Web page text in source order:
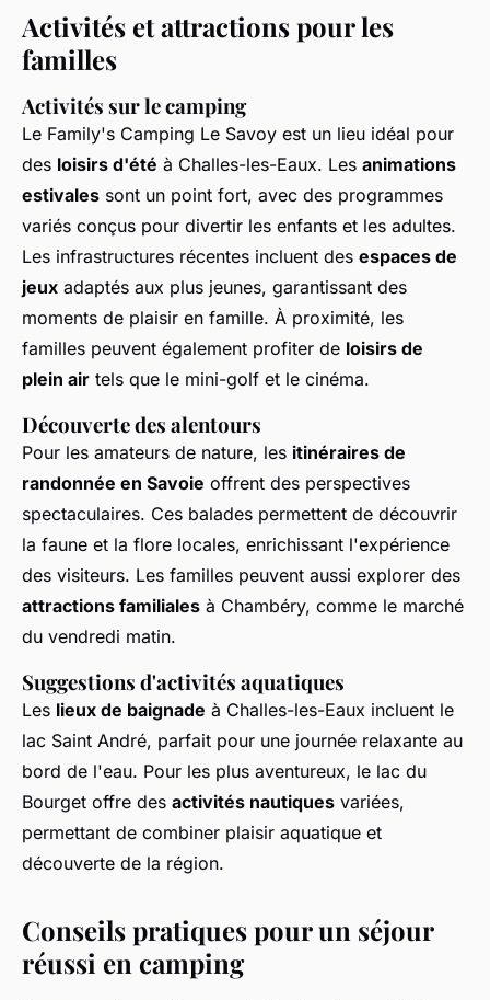
Activités et attractions pour les
familles
Activités sur le camping
Le Family's Camping Le Savoy est un lieu idéal pour
des loisirs d'été à Challes-les-Eaux. Les animations
estivales sont un point fort, avec des programmes
variés conçus pour divertir les enfants et les adultes.
Les infrastructures récentes incluent des espaces de
jeux adaptés aux plus jeunes, garantissant des
moments de plaisir en famille. À proximité, les
familles peuvent également profiter de loisirs de
plein air tels que le mini-golf et le cinéma.
Découverte des alentours
Pour les amateurs de nature, les itinéraires de
randonnée en Savoie offrent des perspectives
spectaculaires. Ces balades permettent de découvrir
la faune et la flore locales, enrichissant l'expérience
des visiteurs. Les familles peuvent aussi explorer des
attractions familiales à Chambéry, comme le marché
du vendredi matin.
Suggestions d'activités aquatiques
Les lieux de baignade à Challes-les-Eaux incluent le
lac Saint André, parfait pour une journée relaxante au
bord de l'eau. Pour les plus aventureux, le lac du
Bourget offre des activités nautiques variées,
permettant de combiner plaisir aquatique et
découverte de la région.
Conseils pratiques pour un séjour
réussi en camping